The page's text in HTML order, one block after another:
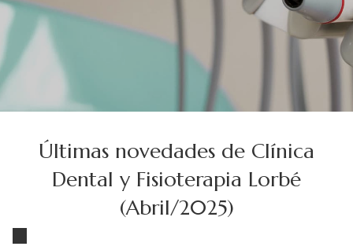
Últimas novedades de Clínica
Dental y Fisioterapia Lorbé
(Abril/2025)